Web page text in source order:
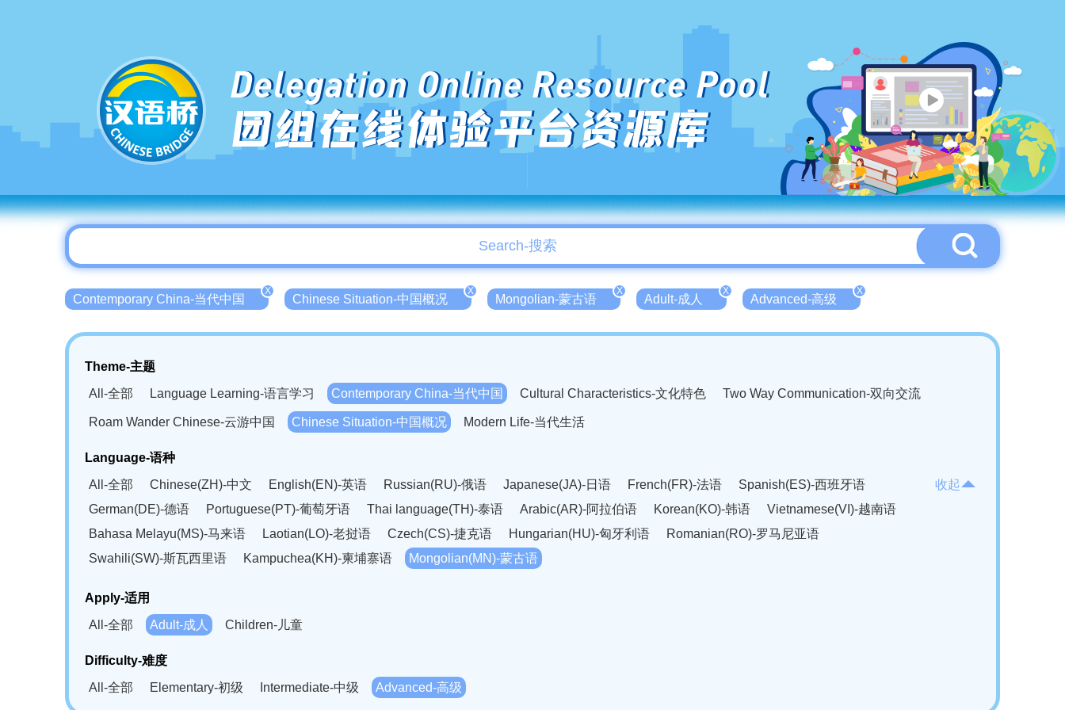
Delegation Online Resource Pool
团组在线体验平台资源库
Contemporary China-当代中国
X
Chinese Situation-中国概况
X
Mongolian-蒙古语
X
Adult-成人
X
Advanced-高级
X
Theme-主题
All-全部
Language Learning-语言学习 Contemporary China-当代中国 Cultural Characteristics-文化特色 Two Way Communication-双向交流
Roam Wander Chinese-云游中国 Chinese Situation-中国概况 Modern Life-当代生活
Language-语种
All-全部
Chinese(ZH)-中文 English(EN)-英语 Russian(RU)-俄语 Japanese(JA)-日语 French(FR)-法语
Spanish(ES)-西班牙语
German(DE)-德语
Portuguese(PT)-葡萄牙语 Thai language(TH)-泰语 Arabic(AR)-阿拉伯语 Korean(KO)-韩语
Vietnamese(VI)-越南语
Bahasa Melayu(MS)-马来语
Laotian(LO)-老挝语 Czech(CS)-捷克语 Hungarian(HU)-匈牙利语
Romanian(RO)-罗马尼亚语
Swahili(SW)-斯瓦西里语
Kampuchea(KH)-柬埔寨语 Mongolian(MN)-蒙古语
收起
Apply-适用
All-全部
Adult-成人 Children-儿童
Difficulty-难度
All-全部
Elementary-初级 Intermediate-中级 Advanced-高级